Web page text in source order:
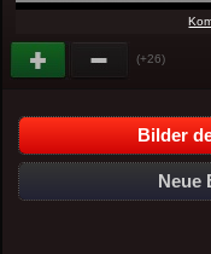
(+26)
Bilder
Neue